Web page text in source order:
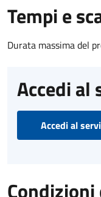
Tempi e
Durata massima del
Accedi al
Accedi al